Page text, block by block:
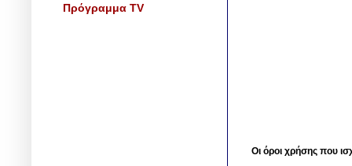
Οι όροι χρήσης που
Πρόγραμμα TV